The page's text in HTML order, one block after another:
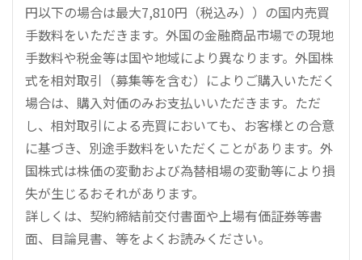
円以下の場合は最大7,810円（税込み））の国内売買
手数料をいただきます。外国の金融商品市場での現地
手数料や税金等は国や地域により異なります。外国株
式を相対取引（募集等を含む）によりご購入いただく
場合は、購入対価のみお支払いいただきます。ただ
し、相対取引による売買においても、お客様との合意
に基づき、別途手数料をいただくことがあります。外
国株式は株価の変動および為替相場の変動等により損
失が生じるおそれがあります。
詳しくは、契約締結前交付書面や上場有価証券等書
面、目論見書、等をよくお読みください。